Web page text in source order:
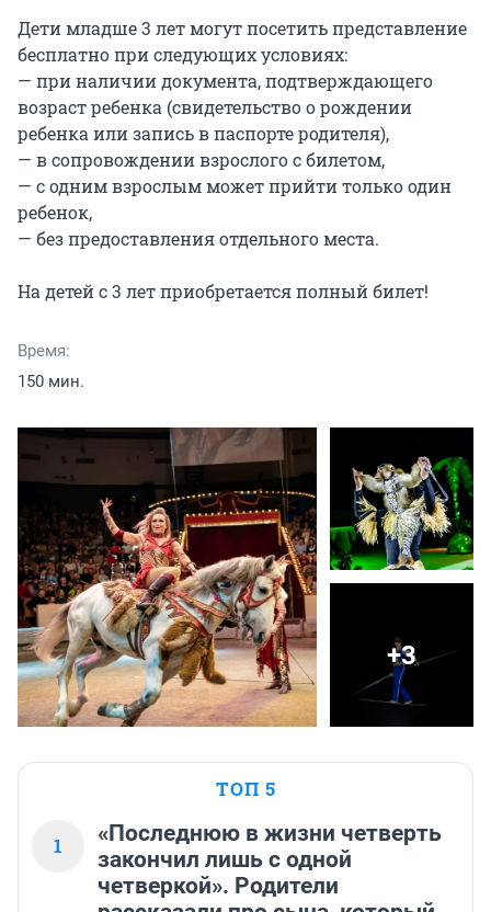
Дети младше 3 лет могут посетить представление
бесплатно при следующих условиях:
— при наличии документа, подтверждающего
возраст ребенка (свидетельство о рождении
ребенка или запись в паспорте родителя),
— в сопровождении взрослого с билетом,
— с одним взрослым может прийти только один
ребенок,
— без предоставления отдельного места.
На детей с 3 лет приобретается полный билет!
Время:
150 мин.
+3
ТОП 5
1
«Последнюю в жизни четверть
закончил лишь с одной
четверкой». Родители